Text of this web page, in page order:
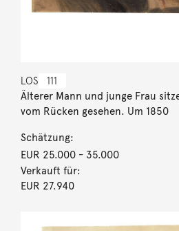
LOS 111
Älterer Mann und junge Frau
vom Rücken gesehen. Um 1850
Schätzung:
EUR 25.000- 35.000
Verkauft für:
EUR 27.940